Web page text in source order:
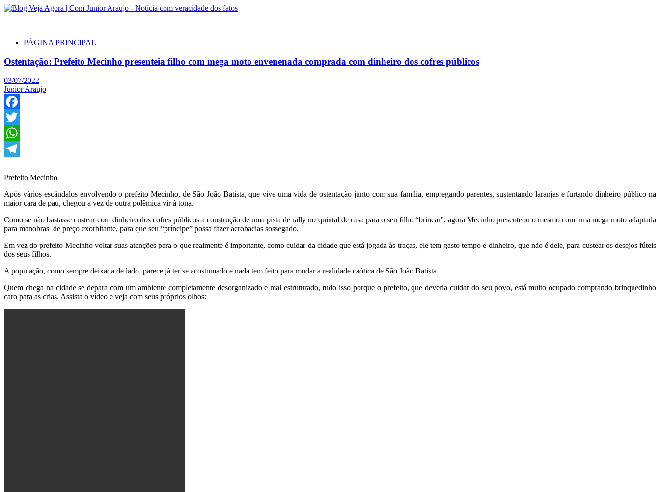
PÁGINA PRINCIPAL
Ostentação: Prefeito Mecinho presenteia filho com mega moto envenenada comprada com dinheiro dos cofres públicos
03/07/2022
Junior Araujo
Facebook
Twitter
WhatsApp
Prefeito Mecinho
Após vários escândalos envolvendo o prefeito Mecinho, de São João Batista, que vive uma vida de ostentação junto com sua família, empregando parentes, sustentando laranjas e furtando dinheiro público na
maior cara de pau, chegou a vez de outra polêmica vir à tona.
Como se não bastasse custear com dinheiro dos cofres públicos a construção de uma pista de rally no quintal de casa para o seu filho “brincar”, agora Mecinho presenteou o mesmo com uma mega moto adaptada
para manobras de preço exorbitante, para que seu “príncipe” possa fazer acrobacias sossegado.
Em vez do prefeito Mecinho voltar suas atenções para o que realmente é importante, como cuidar da cidade que está jogada às traças, ele tem gasto tempo e dinheiro, que não é dele, para custear os desejos fúteis
dos seus filhos.
A população, como sempre deixada de lado, parece já ter se acostumado e nada tem feito para mudar a realidade caótica de São João Batista.
Quem chega na cidade se depara com um ambiente completamente desorganizado e mal estruturado, tudo isso porque o prefeito, que deveria cuidar do seu povo, está muito ocupado comprando brinquedinho
caro para as crias. Assista o vídeo e veja com seus próprios olhos: